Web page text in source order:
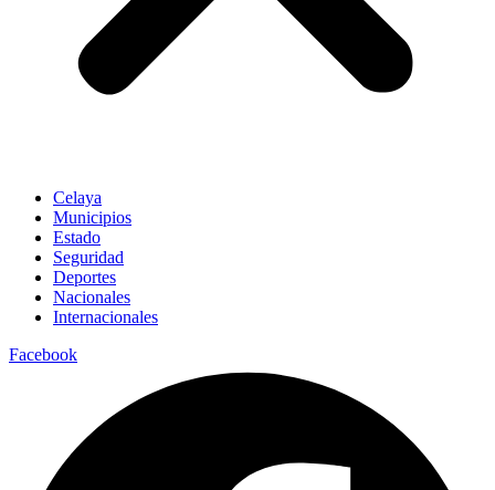
Celaya
Municipios
Estado
Seguridad
Deportes
Nacionales
Internacionales
Facebook